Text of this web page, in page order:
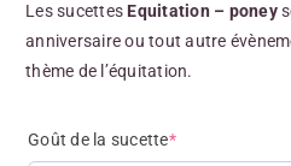
Les sucettes Equitation – poney
anniversaire ou tout autre
thème de l’équitation.
Goût de la sucette*